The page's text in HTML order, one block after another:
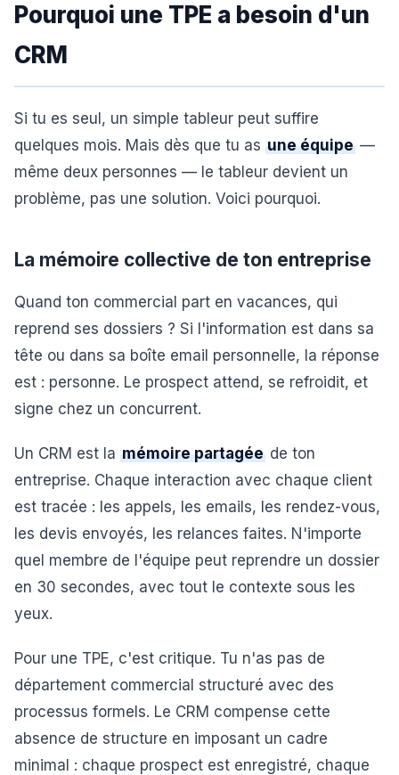
Pourquoi une TPE a besoin d'un
CRM
Si tu es seul, un simple tableur peut suffire
quelques mois. Mais dès que tu as une équipe —
même deux personnes — le tableur devient un
problème, pas une solution. Voici pourquoi.
La mémoire collective de ton entreprise
Quand ton commercial part en vacances, qui
reprend ses dossiers ? Si l'information est dans sa
tête ou dans sa boîte email personnelle, la réponse
est : personne. Le prospect attend, se refroidit, et
signe chez un concurrent.
Un CRM est la mémoire partagée de ton
entreprise. Chaque interaction avec chaque client
est tracée : les appels, les emails, les rendez-vous,
les devis envoyés, les relances faites. N'importe
quel membre de l'équipe peut reprendre un dossier
en 30 secondes, avec tout le contexte sous les
yeux.
Pour une TPE, c'est critique. Tu n'as pas de
département commercial structuré avec des
processus formels. Le CRM compense cette
absence de structure en imposant un cadre
minimal : chaque prospect est enregistré, chaque